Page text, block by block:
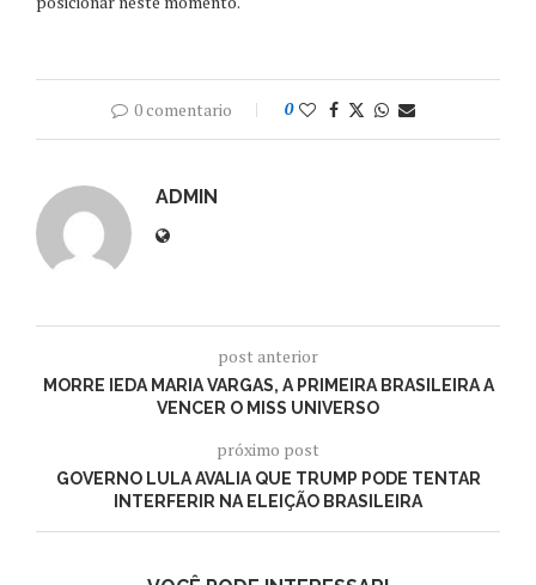
0 comentario 0
ADMIN
post anterior
MORRE IEDA MARIA VARGAS, A PRIMEIRA BRASILEIRA A
VENCER O MISS UNIVERSO
próximo post
GOVERNO LULA AVALIA QUE TRUMP PODE TENTAR
INTERFERIR NA ELEIÇÃO BRASILEIRA